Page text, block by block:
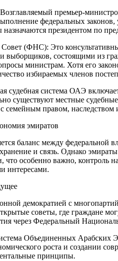
премьер-
федеральных
президентом по
(ФНС): Это
выборщиков, состоящими из
министрам. Хотя его
избираемых членов
судебная система ОАЭ
существуют местные
семейным правом,
эмиратов
баланс между федеральной
и связь. Однако
что особенно важно, контроль
интересами.
демократией с
советы, где граждане
через Федеральный
Объединенных Арабских
роста и создании
принципы.